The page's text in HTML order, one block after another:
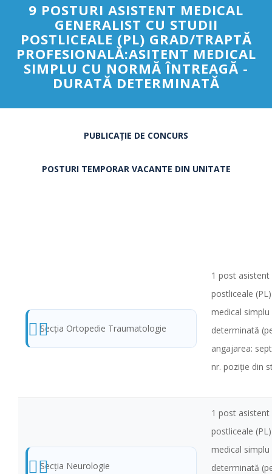
9 POSTURI ASISTENT MEDICAL
GENERALIST CU STUDII
POSTLICEALE (PL) GRAD/TRAPTĂ
PROFESIONALĂ:ASITENT MEDICAL
SIMPLU CU NORMĂ ÎNTREAGĂ -
DURATĂ DETERMINATĂ
PUBLICAȚIE DE CONCURS
POSTURI TEMPORAR VACANTE DIN UNITATE
Secţia Ortopedie Traumatologie
1 post
postliceale
medical
determinată
angajarea:
nr. poziţie din
Secţia Neurologie
1 post
postliceale
medical
determinată